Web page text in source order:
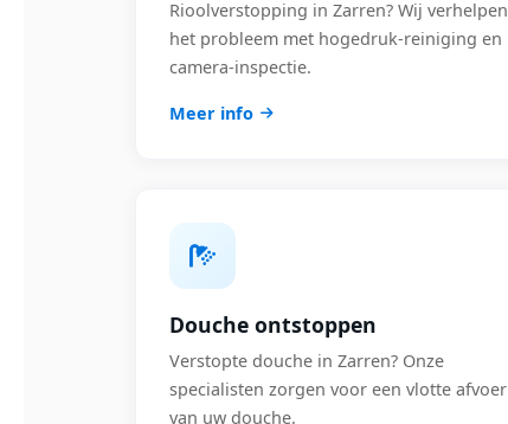
Rioolverstopping in Zarren? Wij verhelpen
het probleem met hogedruk-reiniging en
camera-inspectie.
Meer info
Douche ontstoppen
Verstopte douche in Zarren? Onze
specialisten zorgen voor een vlotte afvoer
van uw douche.